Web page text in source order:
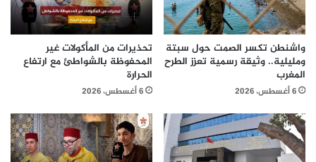
واشنطن تكسر الصمت حول سبتة
ومليلية.. وثيقة رسمية تعزز الطرح
المغرب
6 أغسطس، 2026
تحذيرات من المأكولات غير
المحفوظة بالشواطئ مع ارتفاع
الحرارة
6 أغسطس، 2026